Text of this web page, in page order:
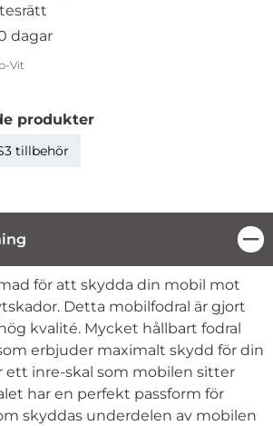
dagar
Vit
produkter
tillbehör
för att skydda din mobil mot
Detta mobilfodral är gjort
kvalité. Mycket hållbart fodral
erbjuder maximalt skydd för din
ett inre-skal som mobilen sitter
har en perfekt passform för
skyddas underdelen av mobilen